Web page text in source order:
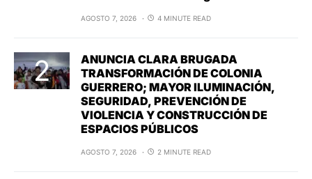
AGOSTO 7, 2026 4 MINUTE READ
ANUNCIA CLARA BRUGADA
TRANSFORMACIÓN DE COLONIA
GUERRERO; MAYOR ILUMINACIÓN,
SEGURIDAD, PREVENCIÓN DE
VIOLENCIA Y CONSTRUCCIÓN DE
ESPACIOS PÚBLICOS
AGOSTO 7, 2026 2 MINUTE READ